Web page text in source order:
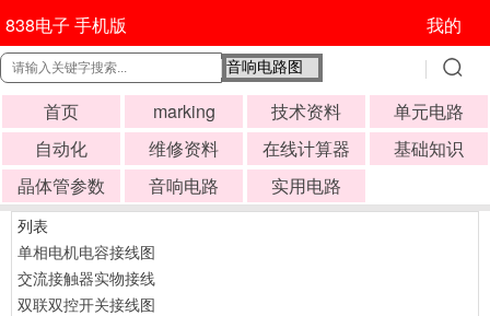
838电子 手机版 我的
首页 marking 技术资料
单元电路
自动化
维修资料 在线计算器
基础知识
晶体管参数
音响电路 实用电路
列表
单相电机电容接线图
交流接触器实物接线
双联双控开关接线图